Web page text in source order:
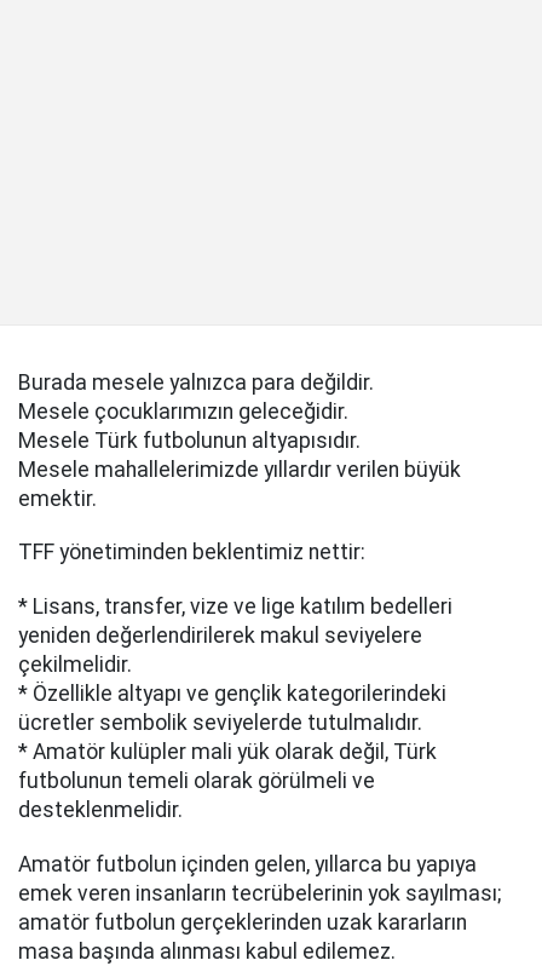
Burada mesele yalnızca para değildir.
Mesele çocuklarımızın geleceğidir.
Mesele Türk futbolunun altyapısıdır.
Mesele mahallelerimizde yıllardır verilen büyük
emektir.
TFF yönetiminden beklentimiz nettir:
* Lisans, transfer, vize ve lige katılım bedelleri
yeniden değerlendirilerek makul seviyelere
çekilmelidir.
* Özellikle altyapı ve gençlik kategorilerindeki
ücretler sembolik seviyelerde tutulmalıdır.
* Amatör kulüpler mali yük olarak değil, Türk
futbolunun temeli olarak görülmeli ve
desteklenmelidir.
Amatör futbolun içinden gelen, yıllarca bu yapıya
emek veren insanların tecrübelerinin yok sayılması;
amatör futbolun gerçeklerinden uzak kararların
masa başında alınması kabul edilemez.